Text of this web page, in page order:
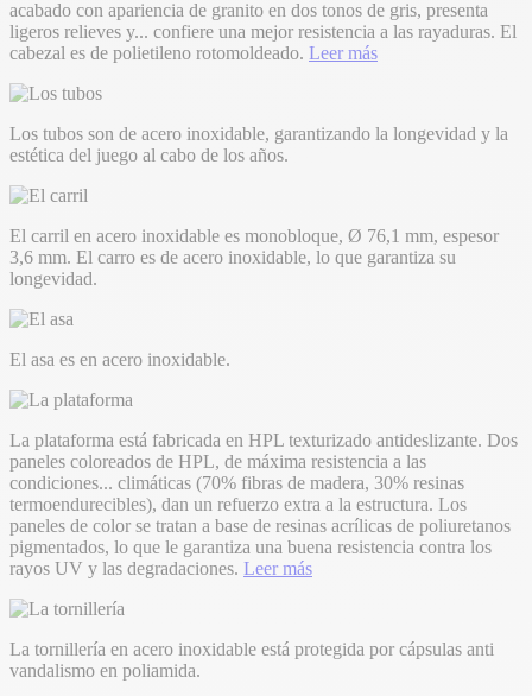
acabado con apariencia de granito en dos tonos de gris, presenta
ligeros relieves y... confiere una mejor resistencia a las rayaduras. El
cabezal es de polietileno rotomoldeado. Leer más
Los tubos son de acero inoxidable, garantizando la longevidad y la
estética del juego al cabo de los años.
El carril en acero inoxidable es monobloque, Ø 76,1 mm, espesor
3,6 mm. El carro es de acero inoxidable, lo que garantiza su
longevidad.
El asa es en acero inoxidable.
La plataforma está fabricada en HPL texturizado antideslizante. Dos
paneles coloreados de HPL, de máxima resistencia a las
condiciones... climáticas (70% fibras de madera, 30% resinas
termoendurecibles), dan un refuerzo extra a la estructura. Los
paneles de color se tratan a base de resinas acrílicas de poliuretanos
pigmentados, lo que le garantiza una buena resistencia contra los
rayos UV y las degradaciones. Leer más
La tornillería en acero inoxidable está protegida por cápsulas anti
vandalismo en poliamida.